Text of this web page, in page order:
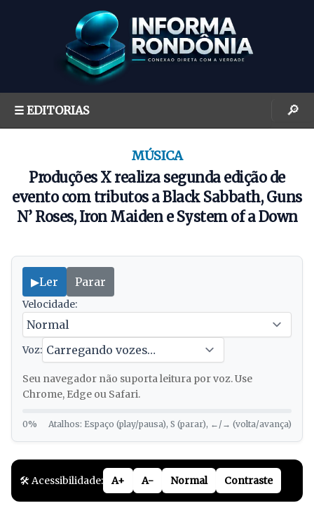
☰ EDITORIAS 🔎
MÚSICA
Produções X realiza segunda edição de
evento com tributos a Black Sabbath, Guns
N’ Roses, Iron Maiden e System of a Down
▶Ler Parar
Velocidade:
Voz:
Seu navegador não suporta leitura por voz. Use
Chrome, Edge ou Safari.
0% Atalhos: Espaço (play/pausa), S (parar), ←/→ (volta/avança)
🛠️ Acessibilidade: A+ A- Normal Contraste